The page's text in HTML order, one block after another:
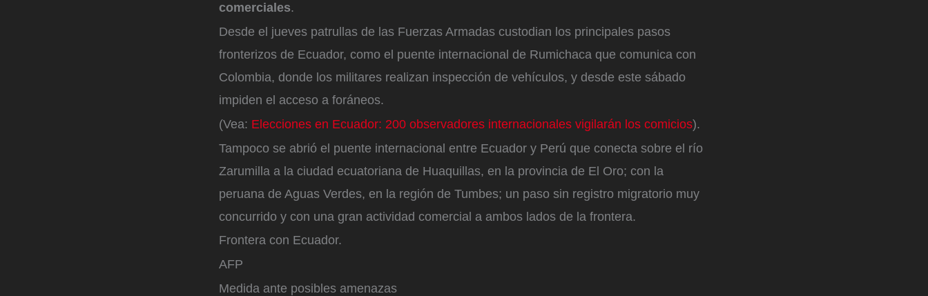
comerciales.
Desde el jueves patrullas de las Fuerzas Armadas custodian los principales pasos
fronterizos de Ecuador, como el puente internacional de Rumichaca que comunica con
Colombia, donde los militares realizan inspección de vehículos, y desde este sábado
impiden el acceso a foráneos.
(Vea: Elecciones en Ecuador: 200 observadores internacionales vigilarán los comicios).
Tampoco se abrió el puente internacional entre Ecuador y Perú que conecta sobre el río
Zarumilla a la ciudad ecuatoriana de Huaquillas, en la provincia de El Oro; con la
peruana de Aguas Verdes, en la región de Tumbes; un paso sin registro migratorio muy
concurrido y con una gran actividad comercial a ambos lados de la frontera.
Frontera con Ecuador.
AFP
Medida ante posibles amenazas